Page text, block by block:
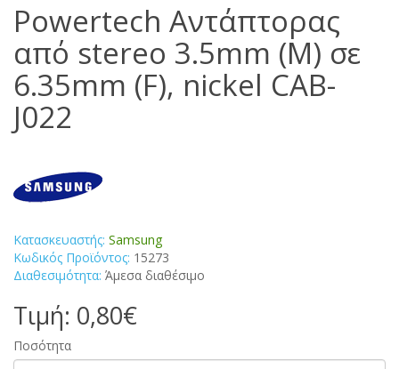
Powertech Αντάπτορας
από stereo 3.5mm (M) σε
6.35mm (F), nickel CAB-
J022
Κατασκευαστής: Samsung
Κωδικός Προϊόντος: 15273
Διαθεσιμότητα: Άμεσα διαθέσιμο
Τιμή: 0,80€
Ποσότητα